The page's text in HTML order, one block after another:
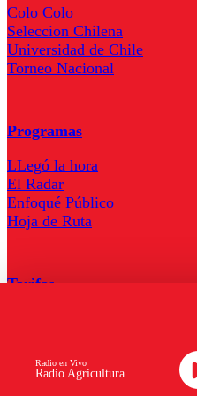
Radio Agricultura
Radio en Vivo
Colo Colo
Seleccion Chilena
Universidad de Chile
Torneo Nacional
Programas
LLegó la hora
El Radar
Enfoqué Público
Hoja de Ruta
Tarifas